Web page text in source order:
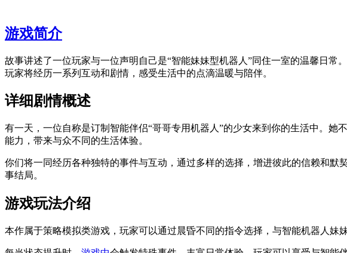
游戏简介
故事讲述了一位玩家与一位声明自己是“智能妹妹型机器人”同住一室的温馨日
玩家将经历一系列互动和剧情，感受生活中的点滴温暖与陪伴。
详细剧情概述
有一天，一位自称是订制智能伴侣“哥哥专用机器人”的少女来到你的生活中。
能力，带来与众不同的生活体验。
你们将一同经历各种独特的事件与互动，通过多样的选择，增进彼此的信赖和
事结局。
游戏玩法介绍
本作属于策略模拟类游戏，玩家可以通过晨昏不同的指令选择，与智能机器人妹